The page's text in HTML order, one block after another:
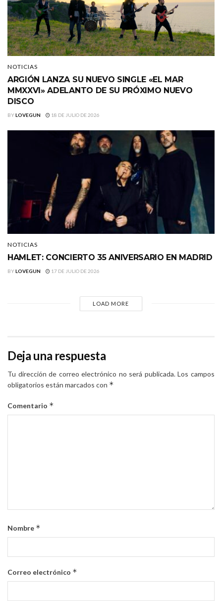
NOTICIAS
ARGIÓN LANZA SU NUEVO SINGLE «EL MAR
MMXXVI» ADELANTO DE SU PRÓXIMO NUEVO
DISCO
BYLOVEGUN 18 DE JULIO DE 2026
NOTICIAS
HAMLET: CONCIERTO 35 ANIVERSARIO EN MADRID
BYLOVEGUN 17 DE JULIO DE 2026
LOAD MORE
Deja una respuesta
Tu dirección de correo electrónico no será publicada. Los campos
obligatorios están marcados con *
Comentario *
Nombre *
Correo electrónico *